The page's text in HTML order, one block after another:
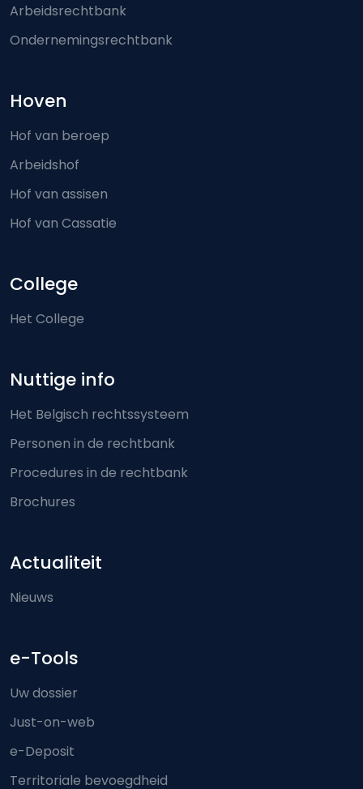
Arbeidsrechtbank
Ondernemingsrechtbank
Hoven
Hof van beroep
Arbeidshof
Hof van assisen
Hof van Cassatie
College
Het College
Nuttige info
Het Belgisch rechtssysteem
Personen in de rechtbank
Procedures in de rechtbank
Brochures
Actualiteit
Nieuws
e-Tools
Uw dossier
Just-on-web
e-Deposit
Territoriale bevoegdheid